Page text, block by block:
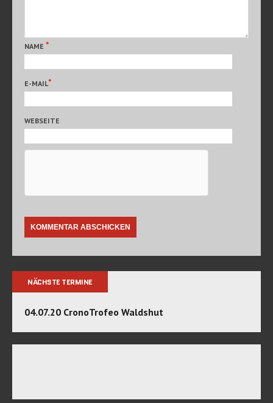
NAME *
E-MAIL*
WEBSEITE
NÄCHSTE TERMINE
04.07.20 CronoTrofeo Waldshut